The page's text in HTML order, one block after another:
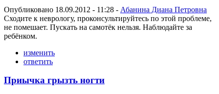
Опубликовано 18.09.2012 - 11:28 - Абанина Диана Петровна
Сходите к неврологу, проконсультируйтесь по этой проблеме,
не помешает. Пускать на самотёк нельзя. Наблюдайте за
ребёнком.
изменить
ответить
Приычка грызть ногти